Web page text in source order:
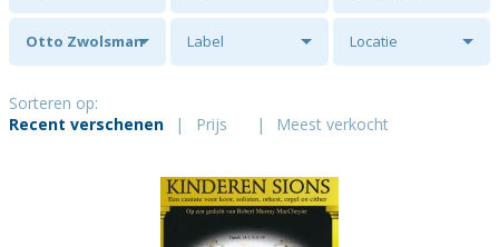
Otto Zwolsman Label Locatie
Sorteren op:
Recent verschenen
| Prijs | Meest verkocht